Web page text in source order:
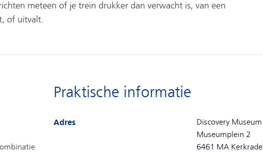
meteen of je trein drukker dan verwacht is, van een
of uitvalt.
Praktische informatie
Adres
Discovery Museum
Museumplein 2
6461 MA Kerkrade